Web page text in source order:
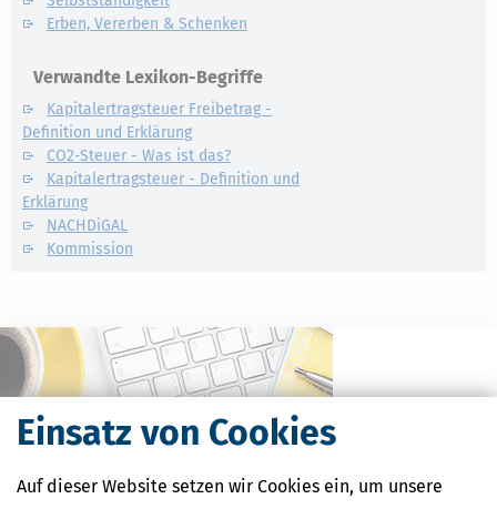
Einsatz von Cookies
Auf dieser Website setzen wir Cookies ein, um unsere
Erben, Vererben & Schenken
Verwandte Lexikon-Begriffe
Kapitalertragsteuer Freibetrag -
Definition und Erklärung
CO2-Steuer - Was ist das?
Kapitalertragsteuer - Definition und
Erklärung
NACHDiGAL
Kommission